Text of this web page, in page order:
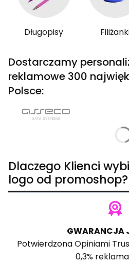
Długopisy
Dostarczamy
reklamowe 300
Polsce:
Dlaczego Klienci
logo od promoshop?
GWARANCJA
PotwierdzonaOpiniami
0,3%